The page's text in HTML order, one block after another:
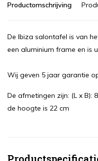
Productomschrijving
De Ibiza salontafel is van
een aluminium frame en is
Wij geven 5 jaar garantie
De afmetingen zijn: (L x B):
de hoogte is 22 cm